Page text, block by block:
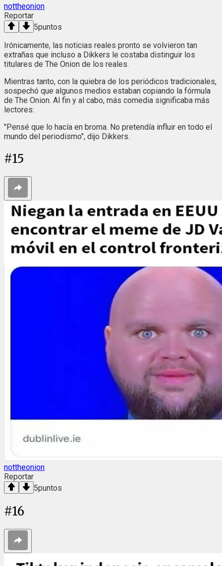
nottheonion
Reportar
5puntos
Irónicamente, las noticias reales pronto se volvieron tan
extrañas que incluso a Dikkers le costaba distinguir los
titulares de The Onion de los reales.
Mientras tanto, con la quiebra de los periódicos tradicionales,
sospechó que algunos medios estaban copiando la fórmula
de The Onion. Al fin y al cabo, más comedia significaba más
lectores:
"Pensé que lo hacía en broma. No pretendía influir en todo el
mundo del periodismo", dijo Dikkers.
#15
nottheonion
Reportar
5puntos
#16